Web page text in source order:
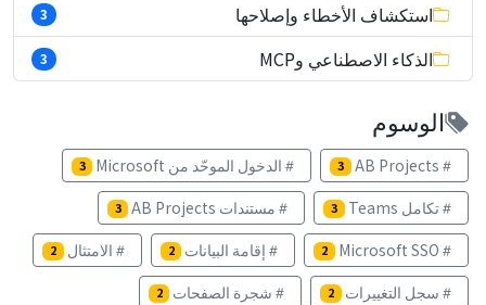
استكشاف الأخطاء وإصلاحها 3
الذكاء الاصطناعي وMCP 3
الوسوم
AB Projects
3 الدخول الموحّد من Microsoft 3
تكامل Teams 3 مستندات AB Projects 3
Microsoft SSO
2 إقامة البيانات 2 الامتثال 2
سجل التغييرات 2 شجرة الصفحات 2